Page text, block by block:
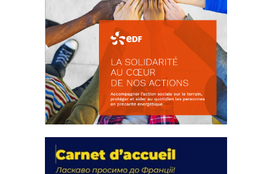
actions
18 septembre 2023